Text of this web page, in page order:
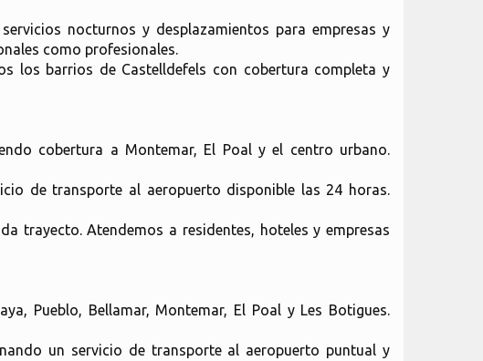
nocturnos y desplazamientos para empresas y
como profesionales.
los barrios de Castelldefels con cobertura completa y
cobertura a Montemar, El Poal y el centro urbano.
de transporte al aeropuerto disponible las 24 horas.
trayecto. Atendemos a residentes, hoteles y empresas
Pueblo, Bellamar, Montemar, El Poal y Les Botigues.
un servicio de transporte al aeropuerto puntual y